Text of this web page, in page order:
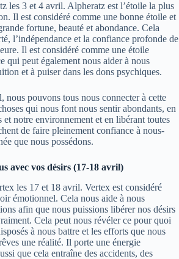
les 3 et 4 avril. Alpheratz est l’étoile la plus
Il est considéré comme une bonne étoile et
fortune, beauté et abondance. Cela
l’indépendance et la confiance profonde de
Il est considéré comme une étoile
qui peut également nous aider à nous
et à puiser dans les dons psychiques.
nous pouvons tous nous connecter à cette
qui nous font nous sentir abondants, en
et notre environnement et en libérant toutes
de faire pleinement confiance à nous-
que nous possédons.
avec vos désirs (17-18 avril)
les 17 et 18 avril. Vertex est considéré
émotionnel. Cela nous aide à nous
afin que nous puissions libérer nos désirs
Cela peut nous révéler ce pour quoi
à nous battre et les efforts que nous
une réalité. Il porte une énergie
que cela entraîne des accidents, des